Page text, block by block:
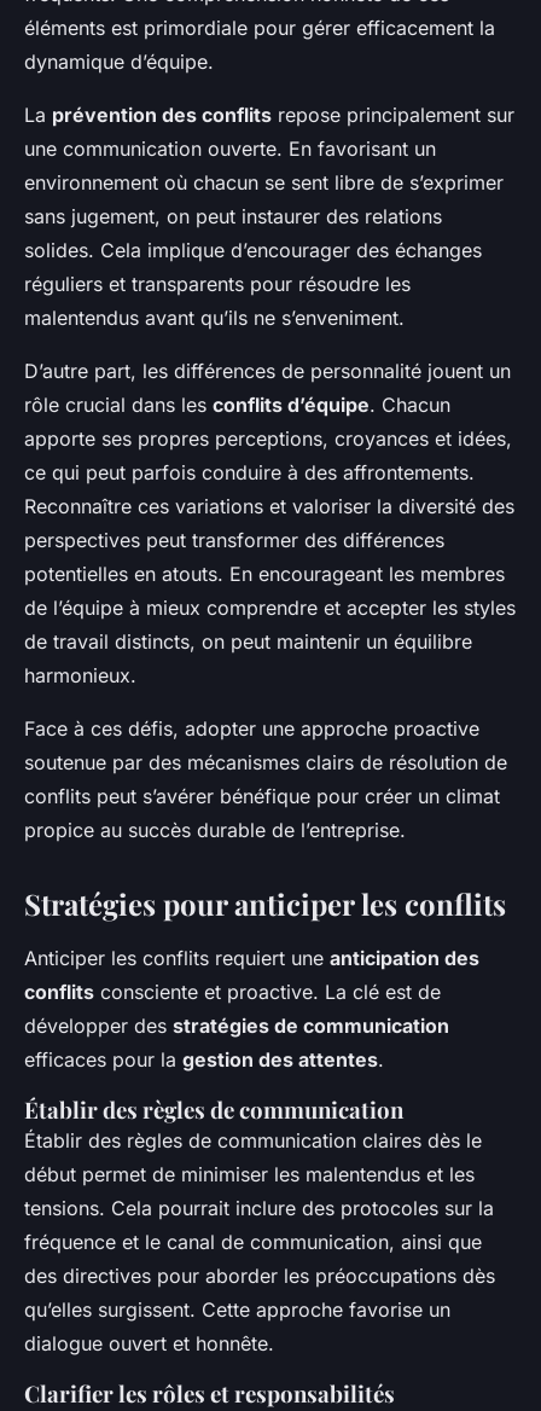
éléments est primordiale pour gérer efficacement la
dynamique d’équipe.
La prévention des conflits repose principalement sur
une communication ouverte. En favorisant un
environnement où chacun se sent libre de s’exprimer
sans jugement, on peut instaurer des relations
solides. Cela implique d’encourager des échanges
réguliers et transparents pour résoudre les
malentendus avant qu’ils ne s’enveniment.
D’autre part, les différences de personnalité jouent un
rôle crucial dans les conflits d’équipe. Chacun
apporte ses propres perceptions, croyances et idées,
ce qui peut parfois conduire à des affrontements.
Reconnaître ces variations et valoriser la diversité des
perspectives peut transformer des différences
potentielles en atouts. En encourageant les membres
de l’équipe à mieux comprendre et accepter les styles
de travail distincts, on peut maintenir un équilibre
harmonieux.
Face à ces défis, adopter une approche proactive
soutenue par des mécanismes clairs de résolution de
conflits peut s’avérer bénéfique pour créer un climat
propice au succès durable de l’entreprise.
Stratégies pour anticiper les conflits
Anticiper les conflits requiert une anticipation des
conflits consciente et proactive. La clé est de
développer des stratégies de communication
efficaces pour la gestion des attentes.
Établir des règles de communication
Établir des règles de communication claires dès le
début permet de minimiser les malentendus et les
tensions. Cela pourrait inclure des protocoles sur la
fréquence et le canal de communication, ainsi que
des directives pour aborder les préoccupations dès
qu’elles surgissent. Cette approche favorise un
dialogue ouvert et honnête.
Clarifier les rôles et responsabilités